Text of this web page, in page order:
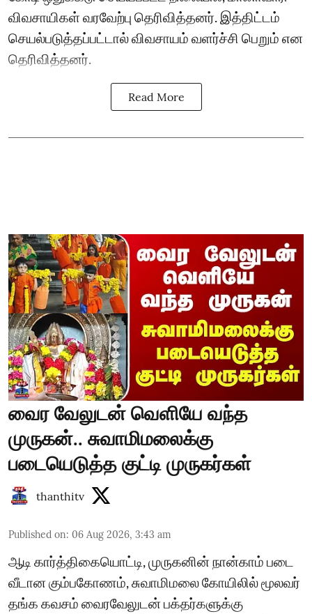
விவசாயிகள் வரவேற்பு தெரிவித்தனர். இத்திட்டம்
செயல்படுத்தப்பட்டால் விவசாயம் வளர்ச்சி பெறும் என
தெரிவித்தனர்.
Read More
வைர வேலுடன் வெளியே வந்த
முருகன்.. சுவாமிமலைக்கு
படையெடுத்த குட்டி முருகர்கள்
thanthitv
Published on: 06 Aug 2026, 3:43 am
ஆடி கார்த்திகையொட்டி, முருகனின் நான்காம் படை
வீடான கும்பகோணம், சுவாமிமலை கோயிலில் மூலவர்
தங்க கவசம் வைரவேலுடன் பக்தர்களுக்கு